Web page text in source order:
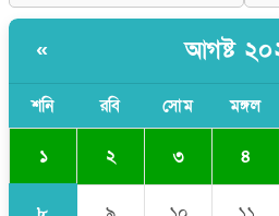
ওয়াজেদ জয়
সাকিব আল হাসানের বাড়িতে আগুন,
« আগষ্ট
শনি রবি সোম মঙ্গল
১ ২ ৩ ৪